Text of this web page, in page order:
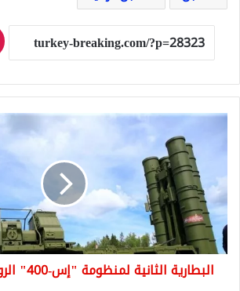
البطارية
لمنظومة
"إس-400"
الروسية
تصل
أنقرة
البطارية الثانية لمنظومة "إس-400" الروسية تصل أنقرة